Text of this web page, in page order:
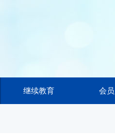
继续教育 会